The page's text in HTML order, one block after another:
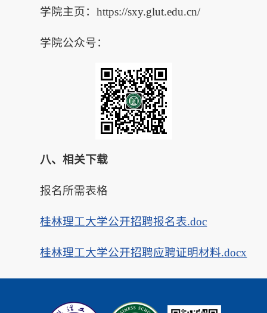
学院主页：https://sxy.glut.edu.cn/
学院公众号：
八、相关下载
报名所需表格
桂林理工大学公开招聘报名表.doc
桂林理工大学公开招聘应聘证明材料.docx